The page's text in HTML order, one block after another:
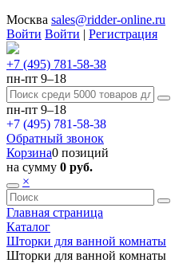
Москва sales@ridder-online.ru
Войти Войти | Регистрация
+7 (495) 781-58-38
пн-пт 9–18
пн-пт 9–18
+7 (495) 781-58-38
Обратный звонок
Корзина0 позиций
на сумму 0 руб.
×
Главная страница
Каталог
Шторки для ванной комнаты
Шторки для ванной комнаты